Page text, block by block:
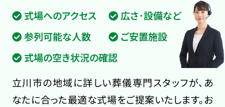
式場へのアクセス
広さ･設備など
参列可能な人数
ご安置施設
式場の空き状況の確認
立川市の地域に詳しい葬儀専門スタッフが、あ
なたに合った最適な式場をご提案いたします。お